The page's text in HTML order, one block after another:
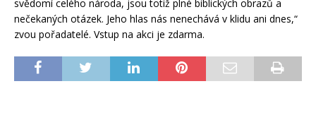
svědomí celého národa, jsou totiž plné biblických obrazů a
nečekaných otázek. Jeho hlas nás nenechává v klidu ani dnes,“
zvou pořadatelé. Vstup na akci je zdarma.